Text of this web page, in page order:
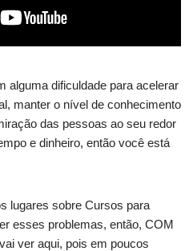
alguma dificuldade para acelerar
manter o nível de conhecimento
das pessoas ao seu redor
e dinheiro, então você está
lugares sobre Cursos para
esses problemas, então, COM
ver aqui, pois em poucos